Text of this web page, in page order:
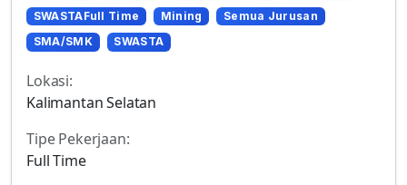
SWASTAFull Time
Mining
Semua Jurusan
SMA/SMK
SWASTA
Lokasi:
Kalimantan Selatan
Tipe Pekerjaan:
Full Time